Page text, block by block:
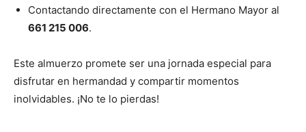
Contactando directamente con el Hermano Mayor al
661 215 006.
Este almuerzo promete ser una jornada especial para
disfrutar en hermandad y compartir momentos
inolvidables. ¡No te lo pierdas!